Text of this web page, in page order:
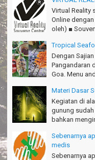
TRIms Team surVive atas
Pangandaran
Jacky - Depok
Haturnuhun kang Arief,
Risna - Garut
TRIms surVive GIEZAG
Salam lestari!
Tapak Adventure Club -
Thanks!
Michael - Sydney
Thanks Bodyrafting Green
Santoso - Kudus
Virtual Reality
Online
oleh) ■
Tropical
Dengan
Pangandaran
Goa. Menu
Materi Dasar
Kegiatan di
gunung
bahkan
Sebenarnya
medis
Sebenarnya